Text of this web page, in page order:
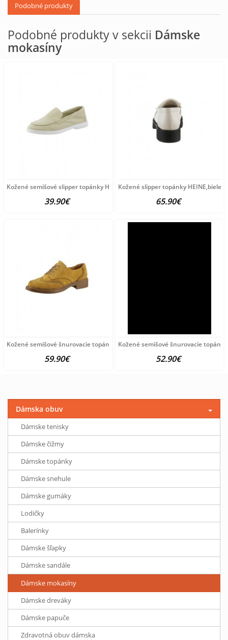
Podobné produkty
Podobné produkty v sekcii Dámske
mokasíny
Kožené semišové slipper topánky HEINE, pieskové
39.90€
Kožené slipper topánky HEINE,biele
65.90€
Kožené semišové šnurovacie topánky Andrea Conti, žlté
59.90€
Kožené semišové šnurovacie
52.90€
Dámska obuv
Dámske tenisky
Dámske čižmy
Dámske topánky
Dámske snehule
Dámske gumáky
Lodičky
Balerínky
Dámske šľapky
Dámske sandále
Dámske mokasíny
Dámske dreváky
Dámske papuče
Zdravotná obuv dámska